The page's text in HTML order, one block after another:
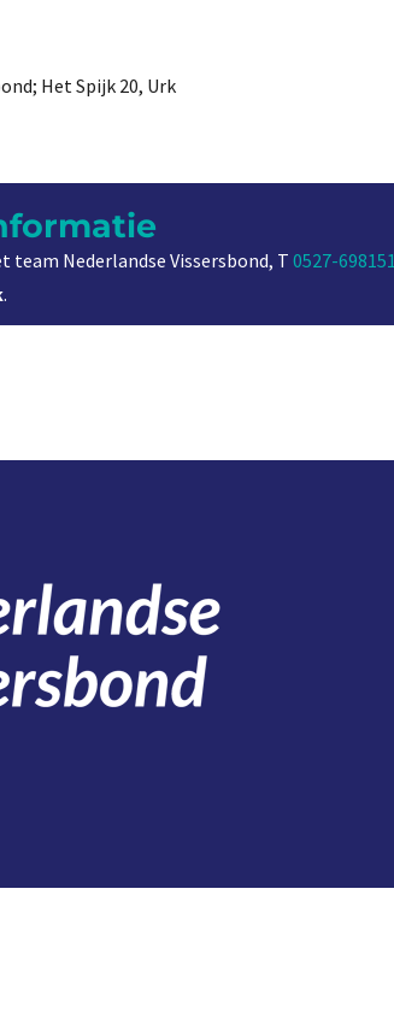
Het Spijk 20, Urk
team Nederlandse Vissersbond, T0527-698151
.